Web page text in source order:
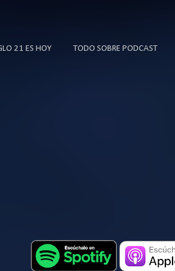
21 ES HOY TODO SOBRE PODCAST